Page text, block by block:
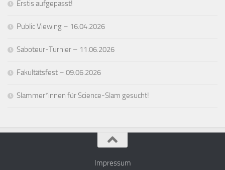
Erstis aufgepasst!
Public Viewing – 16.04.2026
Saboteur-Turnier – 11.06.2026
Fakultätsfest – 09.06.2026
Slammer*innen für Science-Slam gesucht!
Impressum